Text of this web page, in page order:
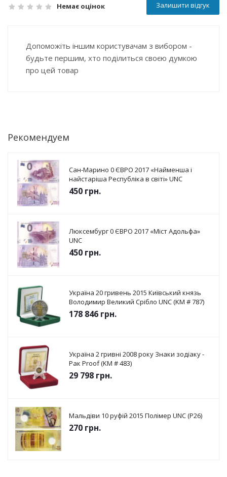
Немає оцінок Залишити відгук
Допоможіть іншим користувачам з вибором -
будьте першим, хто поділиться своєю думкою
про цей товар
Рекомендуем
Сан-Марино 0 ЄВРО 2017 «Найменша і
найстаріша Республіка в світі» UNC
450 грн.
Люксембург 0 ЄВРО 2017 «Міст Адольфа»
UNC
450 грн.
Україна 20 гривень 2015 Київський князь
Володимир Великий Срібло UNC (KM # 787)
178 846 грн.
Україна 2 гривні 2008 року Знаки зодіаку -
Рак Proof (KM # 483)
29 798 грн.
Мальдіви 10 руфій 2015 Полімер UNC (P26)
270 грн.